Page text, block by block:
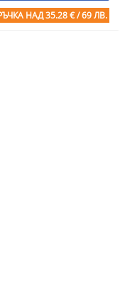
НАД 35.28 € / 69 ЛВ.